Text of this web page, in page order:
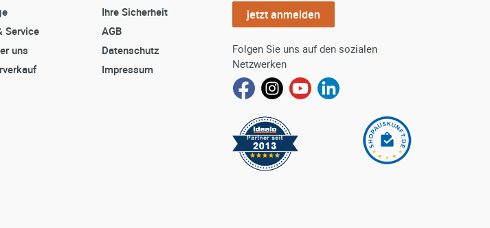
Service
uns
Ihre Sicherheit
AGB
Datenschutz
Impressum
jetzt anmelden
Folgen Sie uns auf den sozialen
Netzwerken